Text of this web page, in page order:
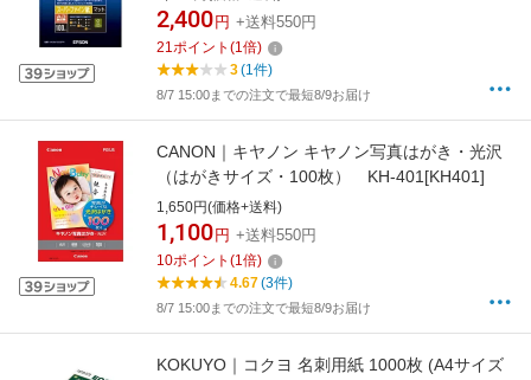
2,400 円 +送料550円
21ポイント (1倍)
3(1件)
8/7 15:00までの注文で最短8/9お届け
CANON｜キヤノン キヤノン写真はがき・光沢
（はがきサイズ・100枚） KH-401[KH401]
1,650円(価格+送料)
1,100 円 +送料550円
10ポイント (1倍)
4.67(3件)
8/7 15:00までの注文で最短8/9お届け
KOKUYO｜コクヨ 名刺用紙 1000枚 (A4サイズ